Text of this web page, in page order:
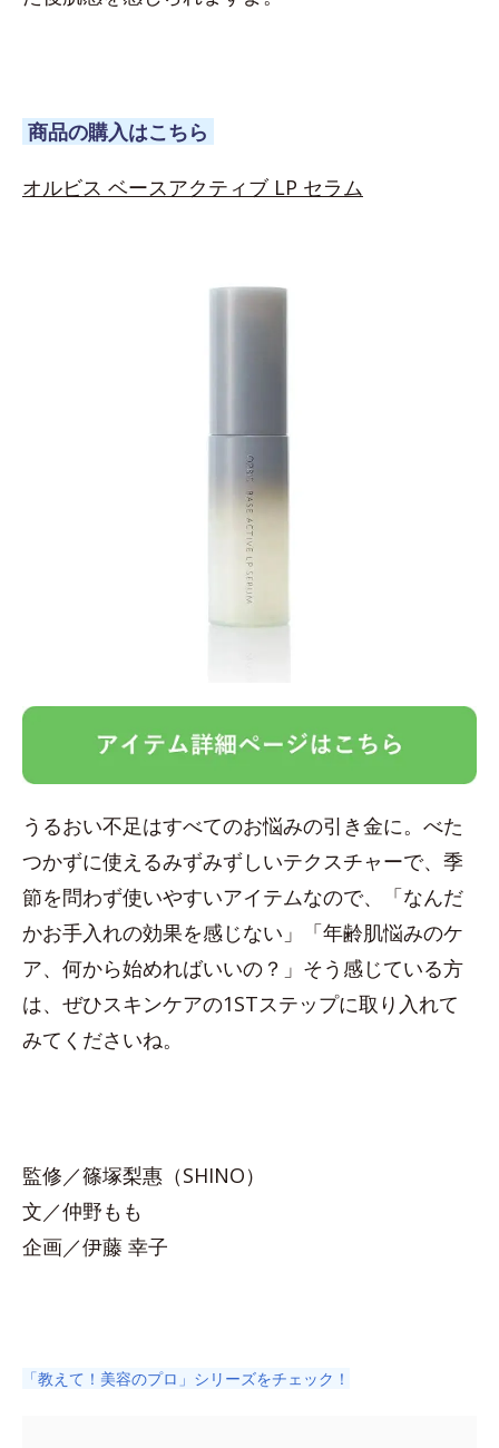
商品の購入はこちら
オルビス ベースアクティブ LP セラム
うるおい不足はすべてのお悩みの引き金に。べた
つかずに使えるみずみずしいテクスチャーで、季
節を問わず使いやすいアイテムなので、「なんだ
かお手入れの効果を感じない」「年齢肌悩みのケ
ア、何から始めればいいの？」そう感じている方
は、ぜひスキンケアの1STステップに取り入れて
みてくださいね。
監修／篠塚梨惠（SHINO）
文／仲野もも
企画／伊藤 幸子
「教えて！美容のプロ」シリーズをチェック！